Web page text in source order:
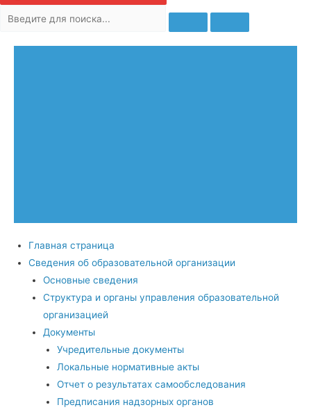
Главная страница
Сведения об образовательной организации
Основные сведения
Структура и органы управления образовательной
организацией
Документы
Учредительные документы
Локальные нормативные акты
Отчет о результатах самообследования
Предписания надзорных органов